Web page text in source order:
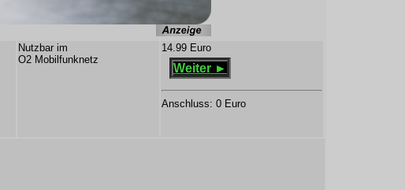
Nutzbar im
O2 Mobilfunknetz
14.99 Euro
Weiter ►
Anschluss: 0 Euro